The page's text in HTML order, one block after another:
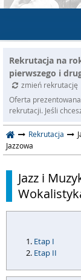
Rekrutacja na
pierwszego i
zmień rekrutację
Oferta
rekrutacji. Jeśli
Rekrutacja
Jazzowa
Jazz i
Etap I
Etap II